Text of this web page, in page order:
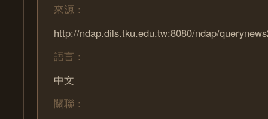
來源：
http://ndap.dils.tku.edu.tw:8080/ndap/
語言：
中文
關聯：